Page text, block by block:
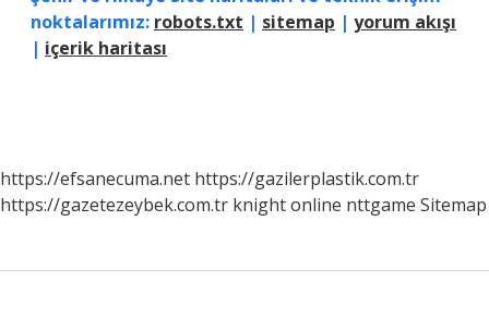
noktalarımız: robots.txt | sitemap | yorum akışı
| içerik haritası
https://efsanecuma.net https://gazilerplastik.com.tr
https://gazetezeybek.com.tr knight online nttgame Sitemap